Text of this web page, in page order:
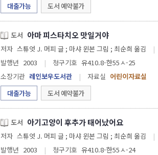
대출가능
도서 예약불가
도서 아마 피스타치오 맛일거야
저자 스튜엇 J. 머피 글 ; 마샤 윈본 그림 ; 최순희 옮김 |
발행년 2003 | 청구기호 유410.8-한55ㅅ-25
소장기관 레인보우도서관 | 자료실 어린이자료실
대출가능
도서 예약불가
도서 아기고양이 후추가 태어났어요
저자 스튜엇 J. 머피 글 ; 마샤 윈본 그림 ; 최순희 옮김 |
발행년 2003 | 청구기호 유410.8-한55ㅅ-24